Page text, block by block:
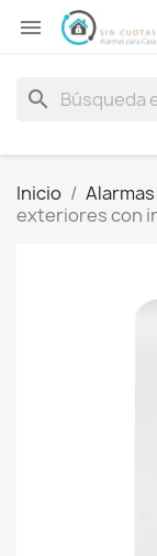

search
Inicio Alarmas
exteriores con